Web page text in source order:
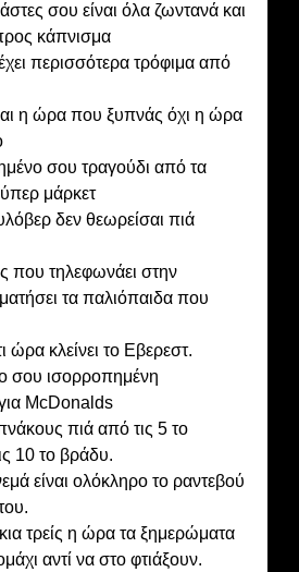
σου είναι όλα ζωντανά και
κάπνισμα
περισσότερα τρόφιμα από
η ώρα που ξυπνάς όχι η ώρα
σου τραγούδι από τα
μάρκετ
δεν θεωρείσαι πιά
που τηλεφωνάει στην
τα παλιόπαιδα που
ώρα κλείνει το Εβερεστ.
σου ισορροπημένη
McDonalds
πιά από τις 5 το
10 το βράδυ.
είναι ολόκληρο το ραντεβού
τρείς η ώρα τα ξημερώματα
αντί να στο φτιάξουν.